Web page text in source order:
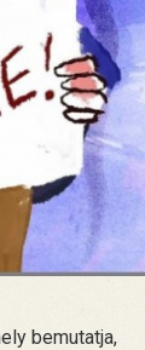
bemutatja,